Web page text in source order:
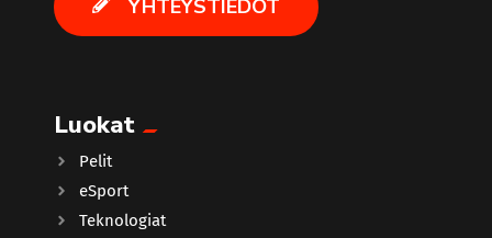
YHTEYSTIEDOT
Luokat
Pelit
eSport
Teknologiat